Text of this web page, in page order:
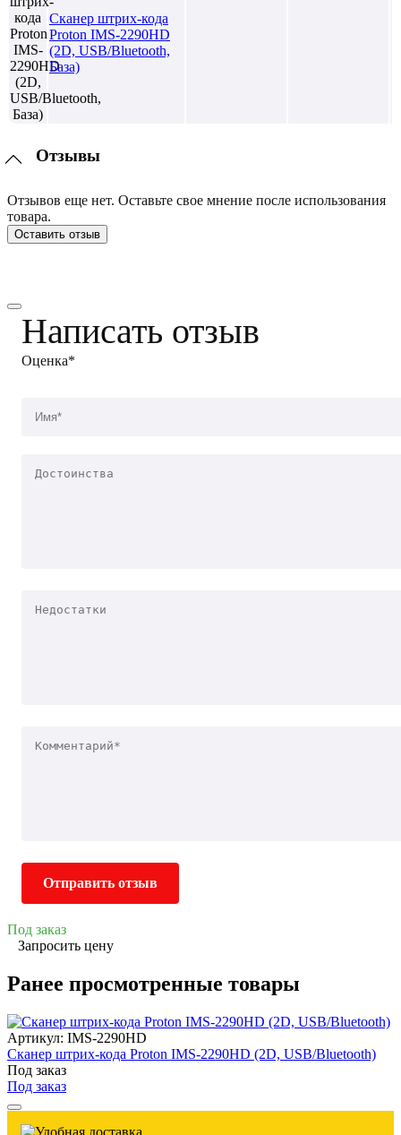
Сканер штрих-кода
Proton IMS-2290HD
(2D, USB/Bluetooth,
База)
Отзывы
Отзывов еще нет. Оставьте свое мнение после использования
товара.
Оставить отзыв
Написать отзыв
Оценка*
Отправить отзыв
Под заказ
Запросить цену
Ранее просмотренные товары
Артикул: IMS-2290HD
Сканер штрих-кода Proton IMS-2290HD (2D, USB/Bluetooth)
Под заказ
Под заказ